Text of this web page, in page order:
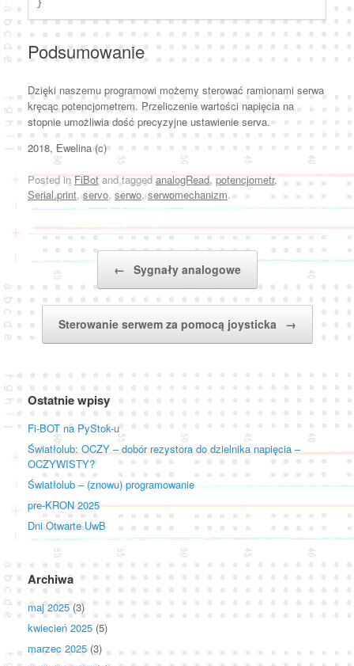
}
Podsumowanie
Dzięki naszemu programowi możemy sterować ramionami serwa
kręcąc potencjometrem. Przeliczenie wartości napięcia na
stopnie umożliwia dość precyzyjne ustawienie serva.
2018, Ewelina (c)
Posted inFiBotand taggedanalogRead,potencjometr,
Serial.print,servo, serwo,serwomechanizm.
Post navigation
← Sygnały analogowe
Sterowanie serwem za pomocą joysticka →
Ostatnie wpisy
Fi-BOT na PyStok-u
Światłolub: OCZY – dobór rezystora do dzielnika napięcia –
OCZYWISTY?
Światłolub – (znowu) programowanie
pre-KRON 2025
Dni Otwarte UwB
Archiwa
maj 2025(3)
kwiecień 2025 (5)
marzec 2025 (3)